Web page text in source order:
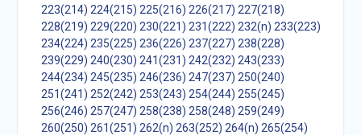
223(214) 224(215) 225(216) 226(217) 227(218)
228(219) 229(220) 230(221) 231(222) 232(n) 233(223)
234(224) 235(225) 236(226) 237(227) 238(228)
239(229) 240(230) 241(231) 242(232) 243(233)
244(234) 245(235) 246(236) 247(237) 250(240)
251(241) 252(242) 253(243) 254(244) 255(245)
256(246) 257(247) 258(238) 258(248) 259(249)
260(250) 261(251) 262(n) 263(252) 264(n) 265(254)